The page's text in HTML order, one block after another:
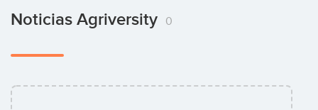
Noticias Agriversity 0